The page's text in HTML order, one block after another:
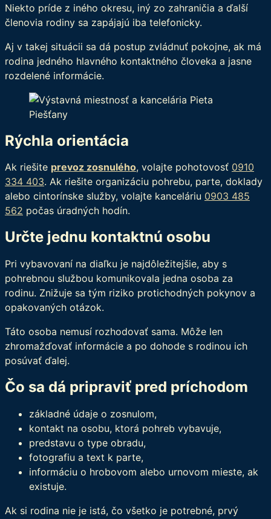
Niekto príde z iného okresu, iný zo zahraničia a ďalší
členovia rodiny sa zapájajú iba telefonicky.
Aj v takej situácii sa dá postup zvládnuť pokojne, ak má
rodina jedného hlavného kontaktného človeka a jasne
rozdelené informácie.
Rýchla orientácia
Ak riešite prevoz zosnulého, volajte pohotovosť 0910
334 403. Ak riešite organizáciu pohrebu, parte, doklady
alebo cintorínske služby, volajte kanceláriu 0903 485
562 počas úradných hodín.
Určte jednu kontaktnú osobu
Pri vybavovaní na diaľku je najdôležitejšie, aby s
pohrebnou službou komunikovala jedna osoba za
rodinu. Znižuje sa tým riziko protichodných pokynov a
opakovaných otázok.
Táto osoba nemusí rozhodovať sama. Môže len
zhromažďovať informácie a po dohode s rodinou ich
posúvať ďalej.
Čo sa dá pripraviť pred príchodom
základné údaje o zosnulom,
kontakt na osobu, ktorá pohreb vybavuje,
predstavu o type obradu,
fotografiu a text k parte,
informáciu o hrobovom alebo urnovom mieste, ak
existuje.
Ak si rodina nie je istá, čo všetko je potrebné, prvý